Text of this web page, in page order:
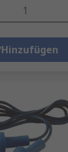
Hinzufügen